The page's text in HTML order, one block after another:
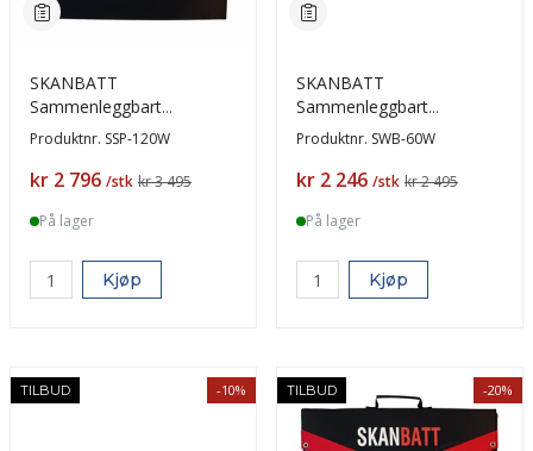
SKANBATT
Sammenleggbart
Solcellepanel 120W
Produktnr. SSP-120W
Pris
kr 2 796 /stk kr 3 495
På lager
Kjøp
SKANBATT
Sammenleggbart
Solcellepanel 60W m/USB
Produktnr. SWB-60W
Pris
kr 2 246 /stk kr 2 495
På lager
Kjøp
TILBUD -10% TILBUD -20%